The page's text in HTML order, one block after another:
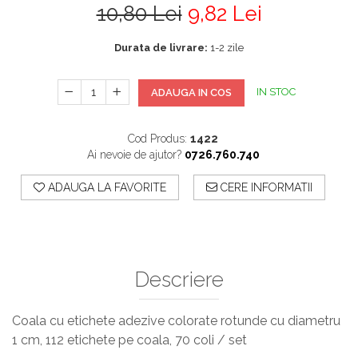
10,80 Lei 9,82 Lei
Durata de livrare: 1-2 zile
ADAUGA IN COS IN STOC
Cod Produs: 1422
Ai nevoie de ajutor? 0726.760.740
ADAUGA LA FAVORITE CERE INFORMATII
Descriere
Coala cu etichete adezive colorate rotunde cu diametru
1 cm, 112 etichete pe coala, 70 coli / set